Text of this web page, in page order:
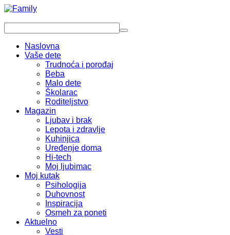
Naslovna
Vaše dete
Trudnoća i porođaj
Beba
Malo dete
Školarac
Roditeljstvo
Magazin
Ljubav i brak
Lepota i zdravlje
Kuhinjica
Uređenje doma
Hi-tech
Moj ljubimac
Moj kutak
Psihologija
Duhovnost
Inspiracija
Osmeh za poneti
Aktuelno
Vesti